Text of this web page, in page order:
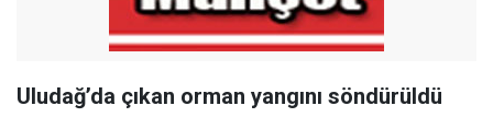
Uludağ’da çıkan orman yangını söndürüldü